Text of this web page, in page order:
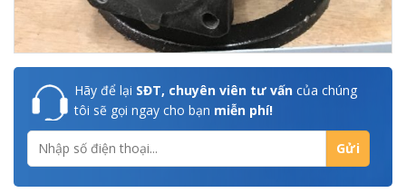
Hãy để lại SĐT, chuyên viên tư vấn của chúng
tôi sẽ gọi ngay cho bạn miễn phí!